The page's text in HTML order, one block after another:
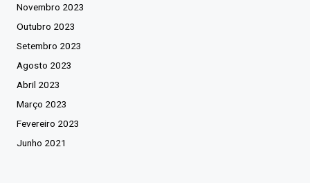
Novembro 2023
Outubro 2023
Setembro 2023
Agosto 2023
Abril 2023
Março 2023
Fevereiro 2023
Junho 2021